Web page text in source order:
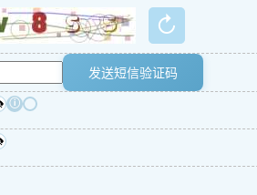
↻
发送短信验证码
ⓘ